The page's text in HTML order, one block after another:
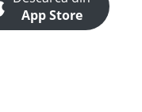
App Store